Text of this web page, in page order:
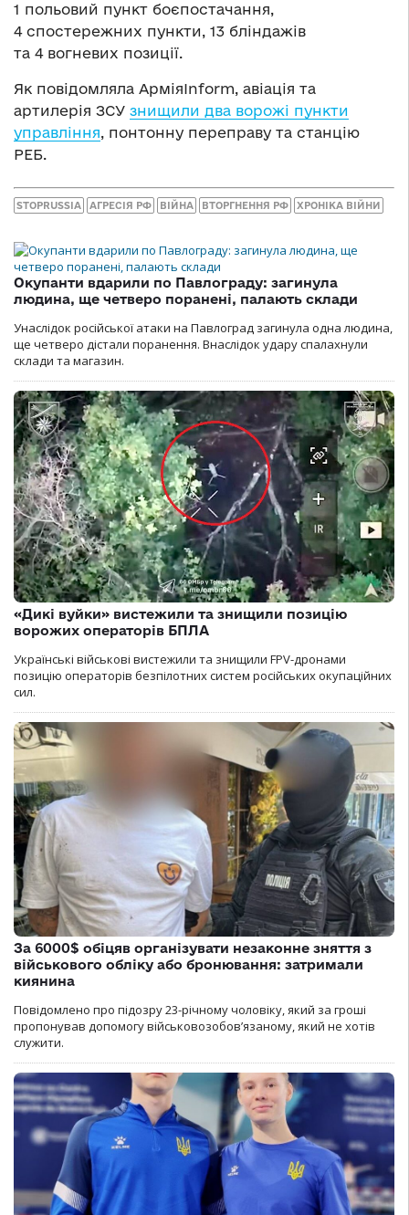
1 польовий пункт боєпостачання,
4 спостережних пункти, 13 бліндажів
та 4 вогневих позиції.
Як повідомляла АрміяInform, авіація та
артилерія ЗСУ знищили два ворожі пункти
управління, понтонну переправу та станцію
РЕБ.
STOPRUSSIA АГРЕСІЯ РФ ВІЙНА ВТОРГНЕННЯ РФ ХРОНІКА ВІЙНИ
Окупанти вдарили по Павлограду: загинула
людина, ще четверо поранені, палають склади
Унаслідок російської атаки на Павлоград загинула одна людина,
ще четверо дістали поранення. Внаслідок удару спалахнули
склади та магазин.
«Дикі вуйки» вистежили та знищили позицію
ворожих операторів БПЛА
Українські військові вистежили та знищили FPV-дронами
позицію операторів безпілотних систем російських окупаційних
сил.
За 6000$ обіцяв організувати незаконне зняття з
військового обліку або бронювання: затримали
киянина
Повідомлено про підозру 23-річному чоловіку, який за гроші
пропонував допомогу військовозобов’язаному, який не хотів
служити.